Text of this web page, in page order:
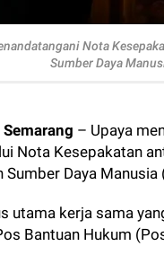
Nota
Sumber Daya
Semarang – Upaya
Nota Kesepakatan
Sumber Daya
utama kerja sama
Bantuan Hukum